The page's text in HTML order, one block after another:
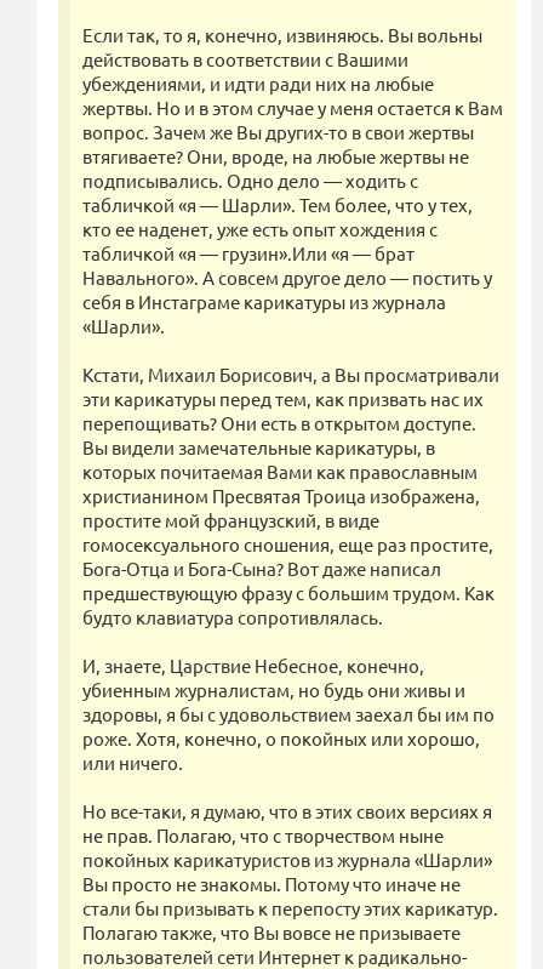
Если так, то я, конечно, извиняюсь. Вы вольны
действовать в соответствии с Вашими
убеждениями, и идти ради них на любые
жертвы. Но и в этом случае у меня остается к Вам
вопрос. Зачем же Вы других-то в свои жертвы
втягиваете? Они, вроде, на любые жертвы не
подписывались. Одно дело — ходить с
табличкой «я — Шарли». Тем более, что у тех,
кто ее наденет, уже есть опыт хождения с
табличкой «я — грузин».Или «я — брат
Навального». А совсем другое дело — постить у
себя в Инстаграме карикатуры из журнала
«Шарли».
Кстати, Михаил Борисович, а Вы просматривали
эти карикатуры перед тем, как призвать нас их
перепощивать? Они есть в открытом доступе.
Вы видели замечательные карикатуры, в
которых почитаемая Вами как православным
христианином Пресвятая Троица изображена,
простите мой французский, в виде
гомосексуального сношения, еще раз простите,
Бога-Отца и Бога-Сына? Вот даже написал
предшествующую фразу с большим трудом. Как
будто клавиатура сопротивлялась.
И, знаете, Царствие Небесное, конечно,
убиенным журналистам, но будь они живы и
здоровы, я бы с удовольствием заехал бы им по
роже. Хотя, конечно, о покойных или хорошо,
или ничего.
Но все-таки, я думаю, что в этих своих версиях я
не прав. Полагаю, что с творчеством ныне
покойных карикатуристов из журнала «Шарли»
Вы просто не знакомы. Потому что иначе не
стали бы призывать к перепосту этих карикатур.
Полагаю также, что Вы вовсе не призываете
пользователей сети Интернет к радикально-